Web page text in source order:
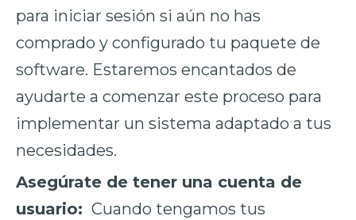
para iniciar sesión si aún no has
comprado y configurado tu paquete de
software. Estaremos encantados de
ayudarte a comenzar este proceso para
implementar un sistema adaptado a tus
necesidades.
Asegúrate de tener una cuenta de
usuario: Cuando tengamos tus